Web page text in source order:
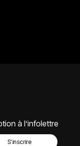
à l’infolettre
S’inscrire